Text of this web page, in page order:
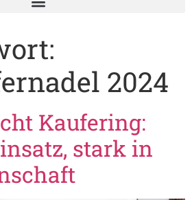
2024
Kaufering:
stark in